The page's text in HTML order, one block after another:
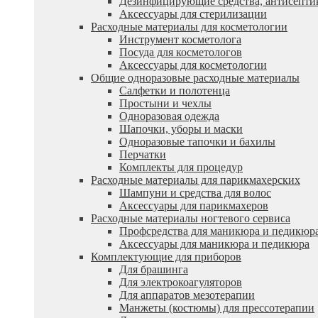
Аксессуары для стерилизации
Расходные материалы для косметологии
Инструмент косметолога
Посуда для косметологов
Аксессуары для косметологии
Общие одноразовые расходные материалы
Салфетки и полотенца
Простыни и чехлы
Одноразовая одежда
Шапочки, уборы и маски
Одноразовые тапочки и бахилы
Перчатки
Комплекты для процедур
Расходные материалы для парикмахерских
Шампуни и средства для волос
Аксессуары для парикмахеров
Расходные материалы ногтевого сервиса
Профсредства для маникюра и
Аксессуары для маникюра и педикюра
Комплектующие для приборов
Для брашинга
Для электрокоагуляторов
Для аппаратов мезотерапии
Манжеты (костюмы) для прессотерапии